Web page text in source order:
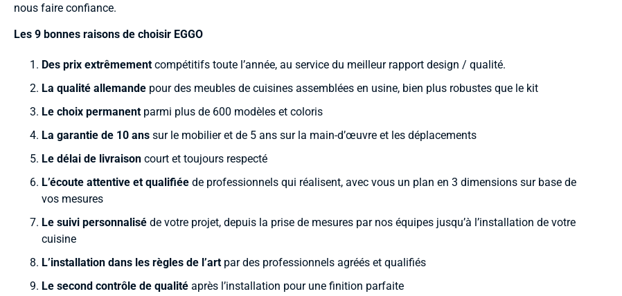
nous faire confiance.
Les 9 bonnes raisons de choisir EGGO
Des prix extrêmement compétitifs toute l’année, au service du meilleur rapport design / qualité.
La qualité allemande pour des meubles de cuisines assemblées en usine, bien plus robustes que le kit
Le choix permanent parmi plus de 600 modèles et coloris
La garantie de 10 ans sur le mobilier et de 5 ans sur la main-d’œuvre et les déplacements
Le délai de livraison court et toujours respecté
L’écoute attentive et qualifiée de professionnels qui réalisent, avec vous un plan en 3 dimensions sur base de
vos mesures
Le suivi personnalisé de votre projet, depuis la prise de mesures par nos équipes jusqu’à l’installation de votre
cuisine
L’installation dans les règles de l’art par des professionnels agréés et qualifiés
Le second contrôle de qualité après l’installation pour une finition parfaite